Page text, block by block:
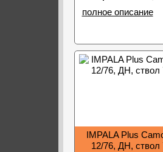
полное описание
IMPALA Plus
12/76, ДН,